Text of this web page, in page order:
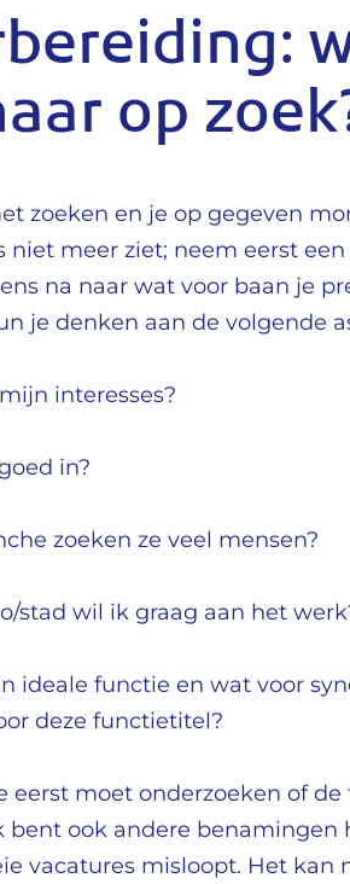
op
zoeken en je op gegeven
niet meer ziet; neem eerst
na naar wat voor baan je
je denken aan de volgende
interesses?
in?
zoeken ze veel mensen?
stad wil ik graag aan het
ideale functie en wat voor
deze functietitel?
eerst moet onderzoeken of
bent ook andere benamingen
vacatures misloopt. Het kan